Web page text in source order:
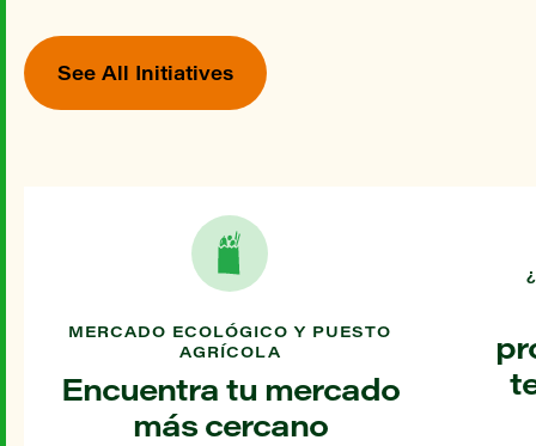
See All Initiatives
MERCADO ECOLÓGICO Y PUESTO
AGRÍCOLA
Encuentra tu mercado
más cercano